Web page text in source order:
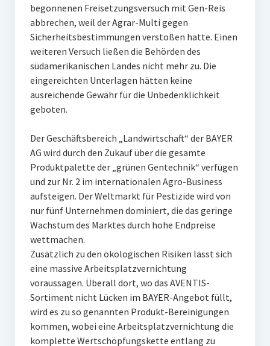
begonnenen Freisetzungsversuch mit Gen-Reis
abbrechen, weil der Agrar-Multi gegen
Sicherheitsbestimmungen verstoßen hatte. Einen
weiteren Versuch ließen die Behörden des
südamerikanischen Landes nicht mehr zu. Die
eingereichten Unterlagen hätten keine
ausreichende Gewähr für die Unbedenklichkeit
geboten.
Der Geschäftsbereich „Landwirtschaft“ der BAYER
AG wird durch den Zukauf über die gesamte
Produktpalette der „grünen Gentechnik“ verfügen
und zur Nr. 2 im internationalen Agro-Business
aufsteigen. Der Weltmarkt für Pestizide wird von
nur fünf Unternehmen dominiert, die das geringe
Wachstum des Marktes durch hohe Endpreise
wettmachen.
Zusätzlich zu den ökologischen Risiken lässt sich
eine massive Arbeitsplatzvernichtung
voraussagen. Überall dort, wo das AVENTIS-
Sortiment nicht Lücken im BAYER-Angebot füllt,
wird es zu so genannten Produkt-Bereinigungen
kommen, wobei eine Arbeitsplatzvernichtung die
komplette Wertschöpfungskette entlang zu